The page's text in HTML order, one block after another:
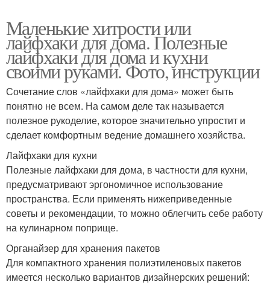
Маленькие хитрости или
лайфхаки для дома. Полезные
лайфхаки для дома и кухни
своими руками. Фото, инструкции
Сочетание слов «лайфхаки для дома» может быть
понятно не всем. На самом деле так называется
полезное рукоделие, которое значительно упростит и
сделает комфортным ведение домашнего хозяйства.
Лайфхаки для кухни
Полезные лайфхаки для дома, в частности для кухни,
предусматривают эргономичное использование
пространства. Если применять нижеприведенные
советы и рекомендации, то можно облегчить себе работу
на кулинарном поприще.
Органайзер для хранения пакетов
Для компактного хранения полиэтиленовых пакетов
имеется несколько вариантов дизайнерских решений: